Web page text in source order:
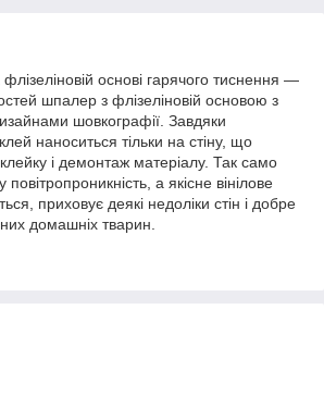
основі гарячого тиснення —
шпалер з флізеліновій основою з
шовкографії. Завдяки
наноситься тільки на стіну, що
і демонтаж матеріалу. Так само
а якісне вінілове
приховує деякі недоліки стін і добре
домашніх тварин.